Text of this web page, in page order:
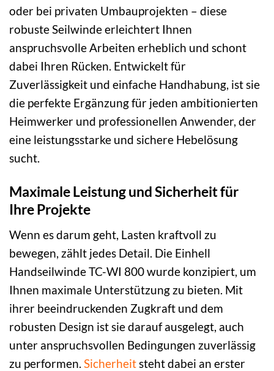
oder bei privaten Umbauprojekten – diese
robuste Seilwinde erleichtert Ihnen
anspruchsvolle Arbeiten erheblich und schont
dabei Ihren Rücken. Entwickelt für
Zuverlässigkeit und einfache Handhabung, ist sie
die perfekte Ergänzung für jeden ambitionierten
Heimwerker und professionellen Anwender, der
eine leistungsstarke und sichere Hebelösung
sucht.
Maximale Leistung und Sicherheit für
Ihre Projekte
Wenn es darum geht, Lasten kraftvoll zu
bewegen, zählt jedes Detail. Die Einhell
Handseilwinde TC-WI 800 wurde konzipiert, um
Ihnen maximale Unterstützung zu bieten. Mit
ihrer beeindruckenden Zugkraft und dem
robusten Design ist sie darauf ausgelegt, auch
unter anspruchsvollen Bedingungen zuverlässig
zu performen. Sicherheit steht dabei an erster